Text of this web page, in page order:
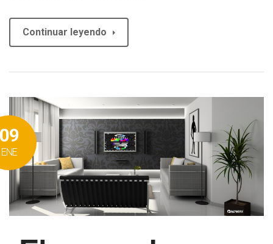
Continuar leyendo
ENE